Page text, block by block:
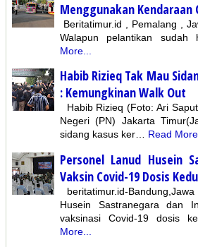
Menggunakan Kendaraan
Beritatimur.id ,
Walapun pelantikan sudah
More...
Habib Rizieq Tak Mau
: Kemungkinan Walk Out
Habib Rizieq (Foto: Ari
Negeri (PN) Jakarta
sidang kasus ker… Read
Personel Lanud Husein
Vaksin Covid-19 Dosis
beritatimur.id-
Husein Sastranegara dan
vaksinasi Covid-19 dosis
More...